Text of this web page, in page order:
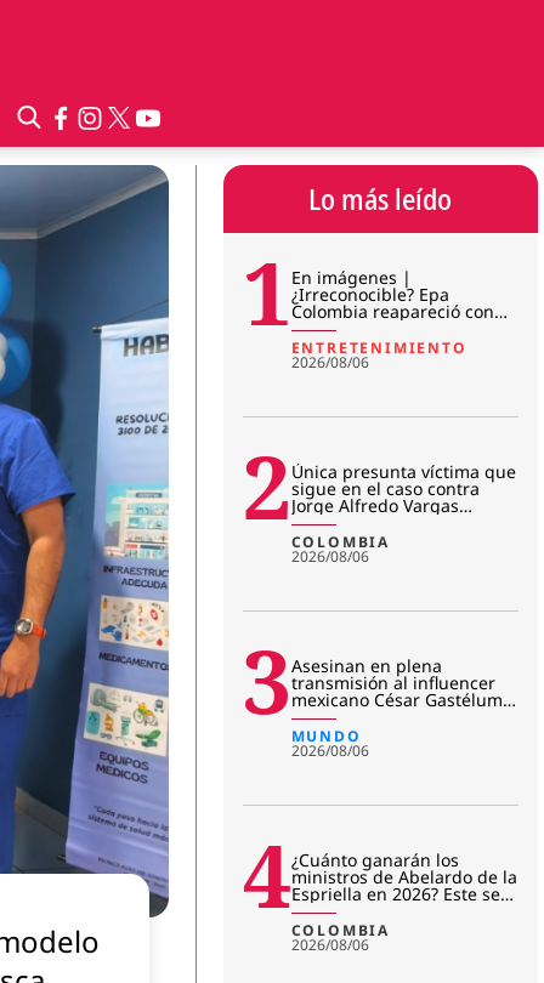
Lo más leído
1 En imágenes |
¿Irreconocible? Epa
Colombia reapareció con
sorpresivo cambio físico en
prisión
ENTRETENIMIENTO
2026/08/06
2 Única presunta víctima que
sigue en el caso contra
Jorge Alfredo Vargas
rompió el silencio: “No me r
COLOMBIA
2026/08/06
3Asesinan en plena
transmisión al influencer
mexicano César Gastélum:
revelan primera hipótesis
del c
MUNDO
2026/08/06
4¿Cuánto ganarán los
ministros de Abelardo de la
Espriella en 2026? Este será
su salario mensual
COLOMBIA
2026/08/06